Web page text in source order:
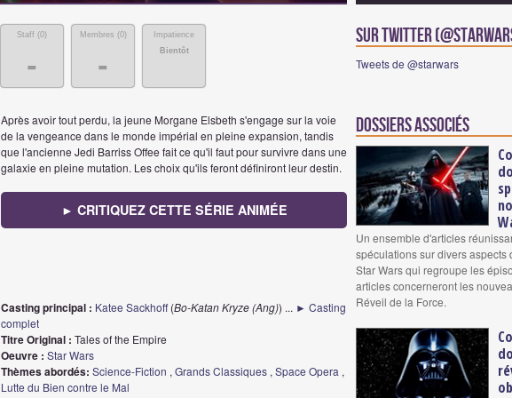
Staff (0)
-
Membres (0)
-
Impatience
Bientôt
Après avoir tout perdu, la jeune Morgane Elsbeth s'engage sur la voie
de la vengeance dans le monde impérial en pleine expansion, tandis
que l'ancienne Jedi Barriss Offee fait ce qu'il faut pour survivre dans une
galaxie en pleine mutation. Les choix qu'ils feront définiront leur destin.
► CRITIQUEZ CETTE SÉRIE ANIMÉE
Casting principal : Katee Sackhoff(Bo-Katan Kryze (Ang)) ... ► Casting
complet
Titre Original : Tales of the Empire
Oeuvre : Star Wars
Thèmes abordés: Science-Fiction , Grands Classiques , Space Opera ,
Lutte du Bien contre le Mal
Sur Twitter
Tweets de @starwars
Dossiers associés
Un ensemble d'articles
spéculations sur divers aspects
Star Wars qui regroupe les
articles concerneront les
Réveil de la Force.